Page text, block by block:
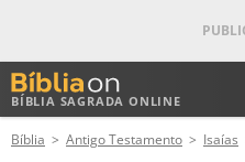
BÍBLIA SAGRADA ONLINE
ANTIGO TESTAMENTO
Bíblia Antigo Testamento Isaías